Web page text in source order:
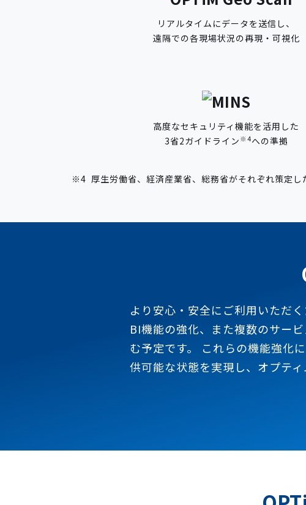
リアルタイムにデータを送信し、
遠隔での各現場状況の再現・可視化
高度なセキュリティ機能を活用した
3省2ガイドライン ※4への準拠
※4 厚生労働省、経済産業省、総務省がそれぞれ策定し
より安心・安全にご利用いただ
BI機能の強化、また複数のサー
む予定です。 これらの機能強化
供可能な状態を実現し、オプテ